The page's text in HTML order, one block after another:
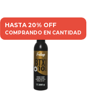
HASTA 20% OFF
COMPRANDO EN CANTIDAD